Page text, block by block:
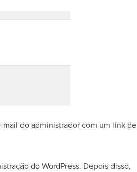
do administrador com um link de
do WordPress. Depois disso,